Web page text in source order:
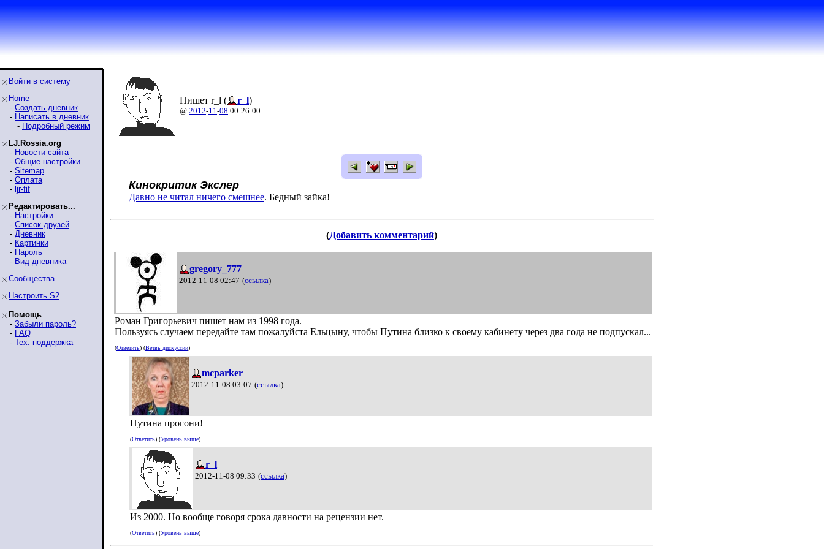
Войти в систему
Home
- Создать дневник
- Написать в дневник
- Подробный режим
LJ.Rossia.org
- Новости сайта
- Общие настройки
- Sitemap
- Оплата
- ljr-fif
Редактировать...
- Настройки
- Список друзей
- Дневник
- Картинки
- Пароль
- Вид дневника
Сообщества
Настроить S2
Помощь
- Забыли пароль?
- FAQ
- Тех. поддержка
Пишет r_l ( r_l)
@ 2012-11-08 00:26:00
Кинокритик Экслер
Давно не читал ничего смешнее. Бедный зайка!
(Добавить комментарий)
gregory_777
2012-11-08 02:47 (ссылка)
Роман Григорьевич пишет нам из 1998 года.
Пользуясь случаем передайте там пожалуйста Ельцыну, чтобы Путина близко к своему кабинету через два года не подпускал...
(Ответить) (Ветвь дискуссии)
mcparker
2012-11-08 03:07 (ссылка)
Путина прогони!
(Ответить) (Уровень выше)
r_l
2012-11-08 09:33 (ссылка)
Из 2000. Но вообще говоря срока давности на рецензии нет.
(Ответить) (Уровень выше)